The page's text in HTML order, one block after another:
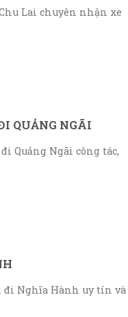
Lai chuyên nhận xe
QUẢNG NGÃI
Quảng Ngãi công tác,
đi Nghĩa Hành uy tín và